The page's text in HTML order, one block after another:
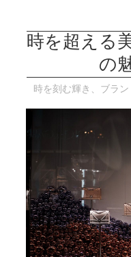
時を超える
の
時を刻む輝き、ブラ